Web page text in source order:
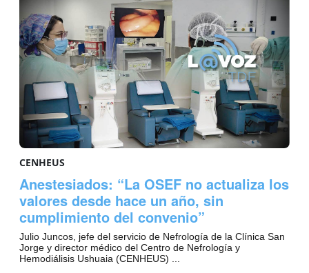
CENHEUS
Anestesiados: “La OSEF no actualiza los
valores desde hace un año, sin
cumplimiento del convenio”
Julio Juncos, jefe del servicio de Nefrología de la Clínica San
Jorge y director médico del Centro de Nefrología y
Hemodiálisis Ushuaia (CENHEUS) ...